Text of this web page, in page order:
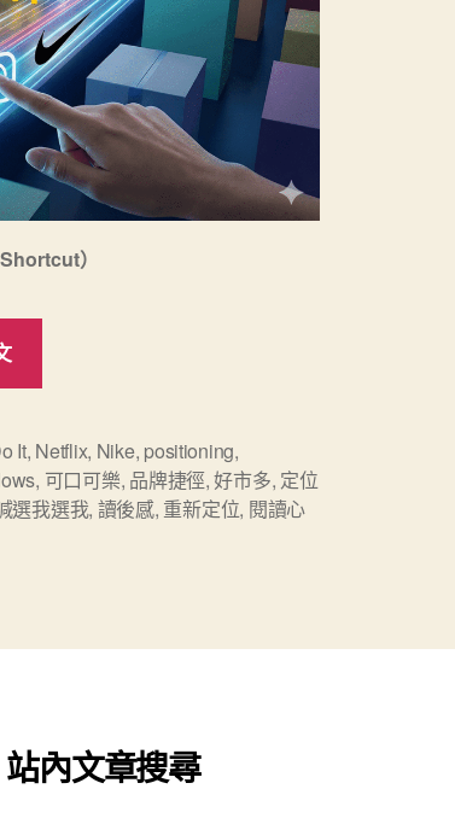
）
新
定
位」
不
必
It, Netflix, Nike, positioning,
, 可口可樂, 品牌捷徑,好市多, 定位
選我選我, 讀後感, 重新定位, 閱讀心
站內文章搜尋